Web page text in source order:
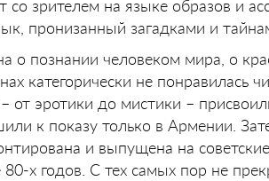
со зрителем на языке образов и
пронизанный загадками и
о познании человеком мира, о
категорически не
– от эротики до мистики –
к показу только в Армении.
и выпущена на
80-х годов. С тех самых пор не